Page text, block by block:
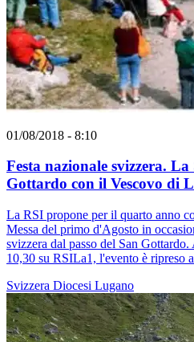
01/08/2018 - 8:10
Festa nazionale svizzera.
Gottardo con il Vescovo di
La RSI propone per il quarto anno
Messa del primo d'Agosto in
svizzera dal passo del San
10,30 su RSILa1, l'evento è ripreso
Svizzera Diocesi Lugano